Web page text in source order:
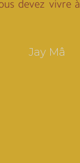
devez vivre à
Jay Mâ